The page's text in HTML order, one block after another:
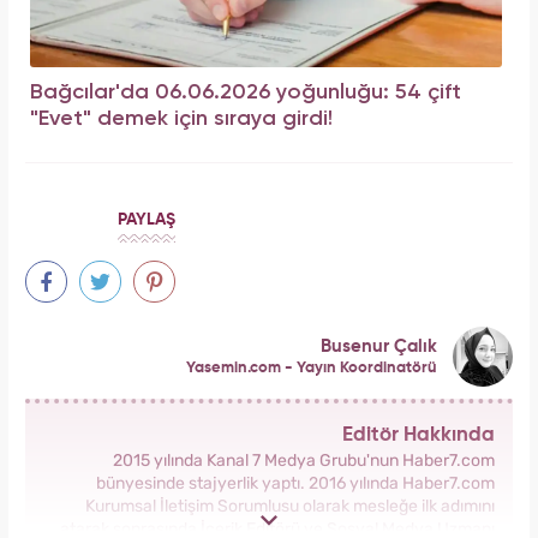
Bağcılar'da 06.06.2026 yoğunluğu: 54 çift
"Evet" demek için sıraya girdi!
PAYLAŞ
Busenur Çalık
Yasemin.com - Yayın Koordinatörü
Editör Hakkında
2015 yılında Kanal 7 Medya Grubu'nun Haber7.com
bünyesinde stajyerlik yaptı. 2016 yılında Haber7.com
Kurumsal İletişim Sorumlusu olarak mesleğe ilk adımını
atarak sonrasında İçerik Editörü ve Sosyal Medya Uzmanı